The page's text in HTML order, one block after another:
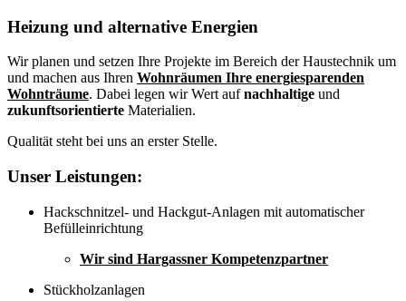
Heizung und alternative Energien
Wir planen und setzen Ihre Projekte im Bereich der Haustechnik um
und machen aus Ihren Wohnräumen Ihre energiesparenden
Wohnträume. Dabei legen wir Wert aufnachhaltige und
zukunftsorientierte Materialien.
Qualität steht bei uns an erster Stelle.
Unser Leistungen:
Hackschnitzel- und Hackgut-Anlagen mit automatischer
Befülleinrichtung
Wir sind Hargassner Kompetenzpartner
Stückholzanlagen